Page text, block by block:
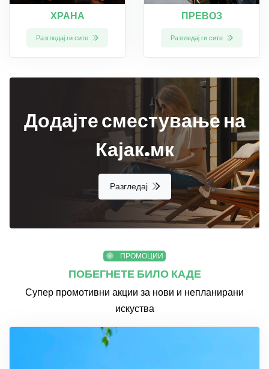
ХРАНА
Разгледај ги сите
ПРЕВОЗ
Разгледај ги сите
Додајте сместување на
Кајак.мк
Разгледај
ПРОМОЦИИ
ПОБЕГНЕТЕ БИЛО КАДЕ
Супер промотивни акции за нови и непланирани
искуства